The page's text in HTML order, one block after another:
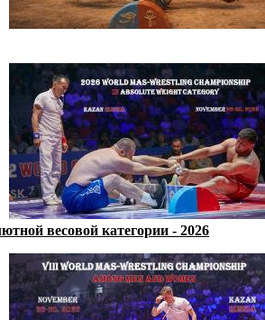
весовой категории - 2026